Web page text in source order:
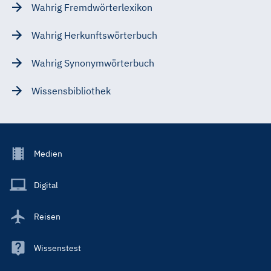
Wahrig Fremdwörterlexikon
Wahrig Herkunftswörterbuch
Wahrig Synonymwörterbuch
Wissensbibliothek
Footer
Main
Medien
Digital
Reisen
Wissenstest